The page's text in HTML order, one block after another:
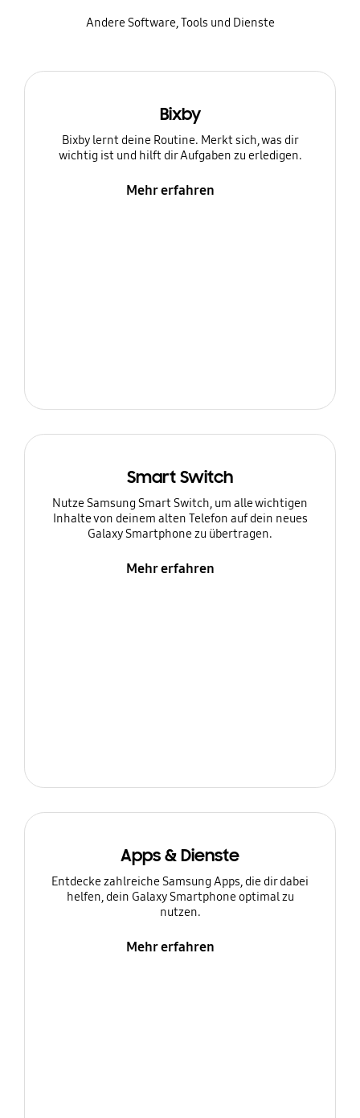
Andere Software, Tools und Dienste
Bixby
Bixby lernt deine Routine. Merkt sich, was dir
wichtig ist und hilft dir Aufgaben zu erledigen.
Mehr erfahren
Smart Switch
Nutze Samsung Smart Switch, um alle wichtigen
Inhalte von deinem alten Telefon auf dein neues
Galaxy Smartphone zu übertragen.
Mehr erfahren
Apps & Dienste
Entdecke zahlreiche Samsung Apps, die dir dabei
helfen, dein Galaxy Smartphone optimal zu
nutzen.
Mehr erfahren